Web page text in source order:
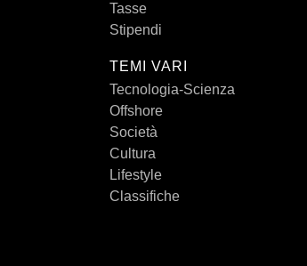
Tasse
Stipendi
TEMI VARI
Tecnologia-Scienza
Offshore
Società
Cultura
Lifestyle
Classifiche